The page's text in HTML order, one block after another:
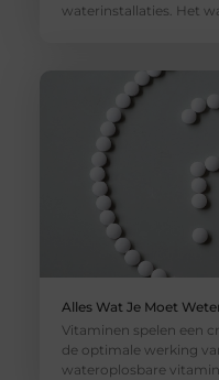
waterinstallaties. Het
Alles Wat Je Moet
Vitaminen spelen een
de optimale werking
wateroplosbare